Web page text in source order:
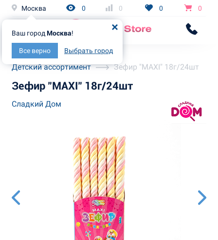
Москва
Ваш город Москва!
Все верно Выбрать город
0 0 0 0
Главная
Каталог
Детский ассортимент
Зефир "MAXI" 18г/24шт
Зефир "MAXI" 18г/24шт
Сладкий Дом